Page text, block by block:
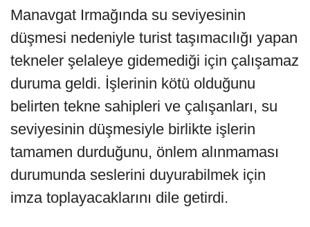
Manavgat Irmağında su seviyesinin
düşmesi nedeniyle turist taşımacılığı yapan
tekneler şelaleye gidemediği için çalışamaz
duruma geldi. İşlerinin kötü olduğunu
belirten tekne sahipleri ve çalışanları, su
seviyesinin düşmesiyle birlikte işlerin
tamamen durduğunu, önlem alınmaması
durumunda seslerini duyurabilmek için
imza toplayacaklarını dile getirdi.